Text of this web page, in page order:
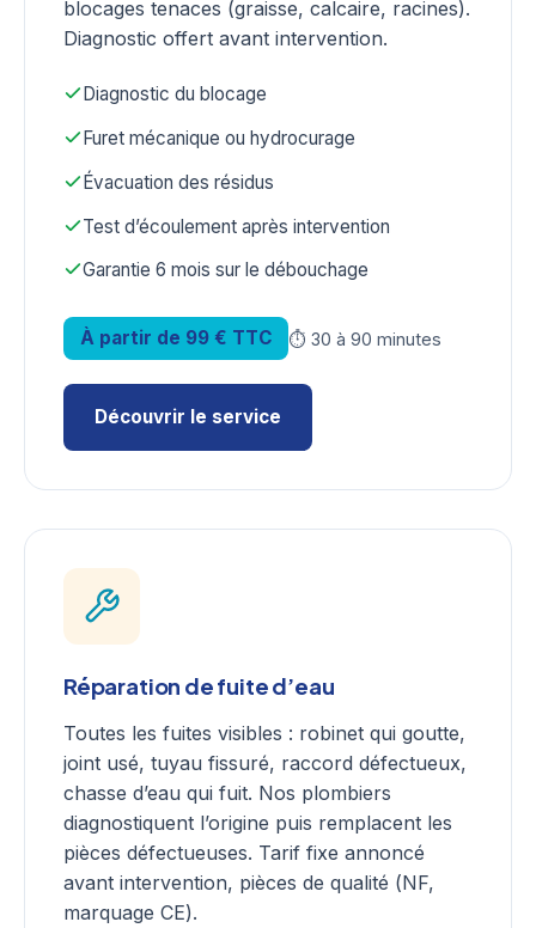
blocages tenaces (graisse, calcaire, racines).
Diagnostic offert avant intervention.
Diagnostic du blocage
Furet mécanique ou hydrocurage
Évacuation des résidus
Test d’écoulement après intervention
Garantie 6 mois sur le débouchage
À partir de 99 € TTC ⏱ 30 à 90 minutes
Découvrir le service
Réparation de fuite d’eau
Toutes les fuites visibles : robinet qui goutte,
joint usé, tuyau fissuré, raccord défectueux,
chasse d’eau qui fuit. Nos plombiers
diagnostiquent l’origine puis remplacent les
pièces défectueuses. Tarif fixe annoncé
avant intervention, pièces de qualité (NF,
marquage CE).